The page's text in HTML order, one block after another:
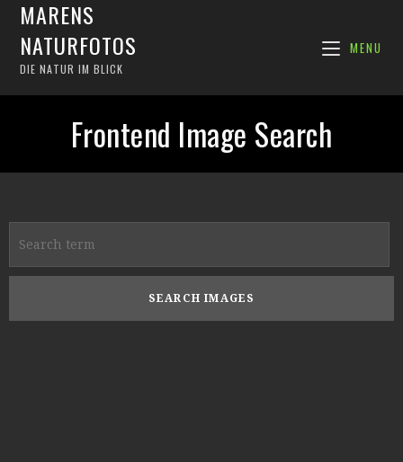
MARENS
NATURFOTOS
DIE NATUR IM BLICK
MENU
Frontend Image Search